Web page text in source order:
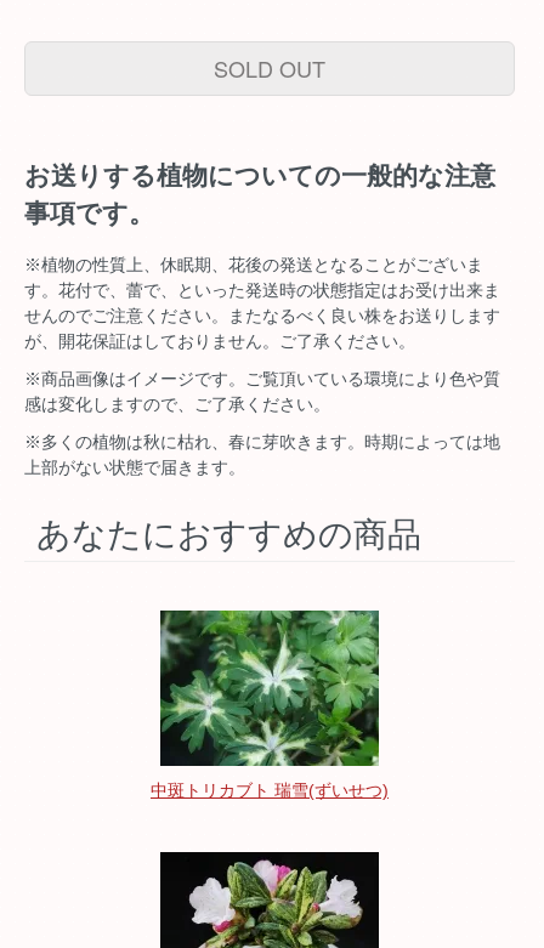
SOLD OUT
お送りする植物についての一般的な注意
事項です。
※植物の性質上、休眠期、花後の発送となることがございま
す。花付で、蕾で、といった発送時の状態指定はお受け出来ま
せんのでご注意ください。またなるべく良い株をお送りします
が、開花保証はしておりません。ご了承ください。
※商品画像はイメージです。ご覧頂いている環境により色や質
感は変化しますので、ご了承ください。
※多くの植物は秋に枯れ、春に芽吹きます。時期によっては地
上部がない状態で届きます。
あなたにおすすめの商品
中斑トリカブト 瑞雪(ずいせつ)